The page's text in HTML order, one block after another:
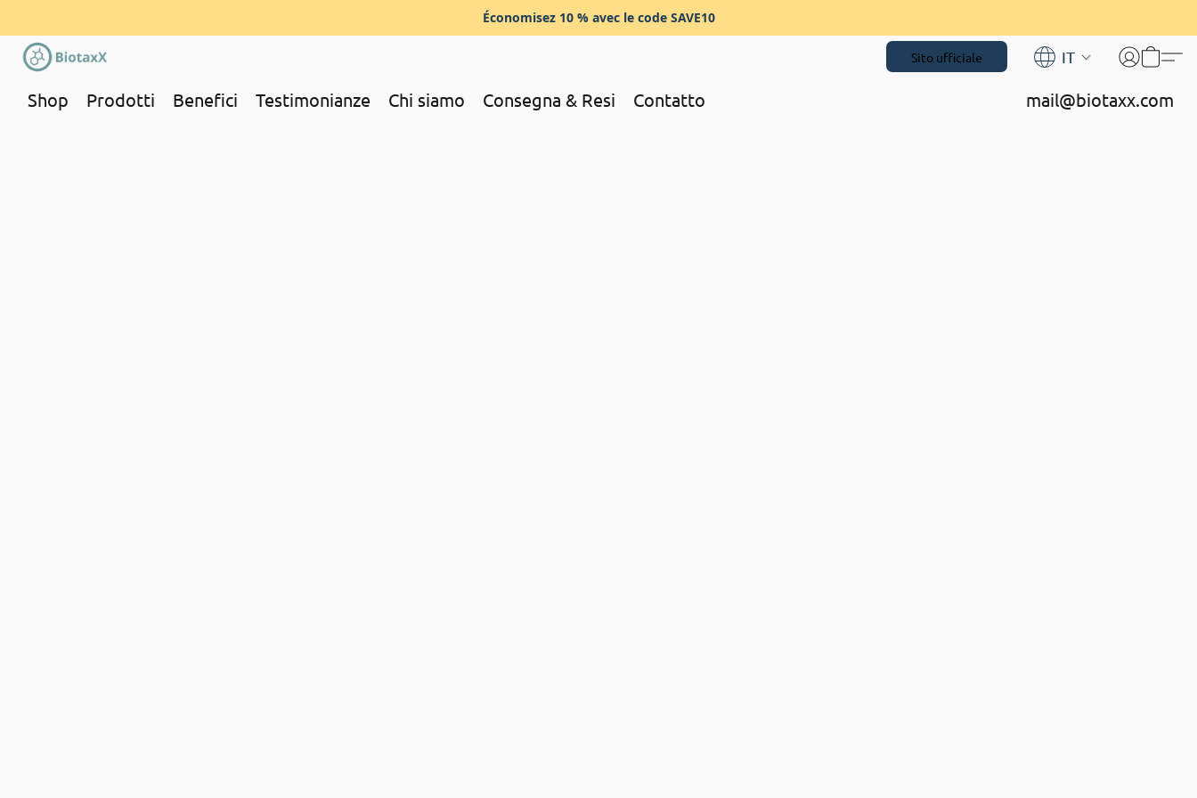
Économisez 10 % avec le code SAVE10
Sito ufficiale IT
Shop Prodotti Benefici Testimonianze Chi siamo Consegna & Resi Contatto mail@biotaxx.com